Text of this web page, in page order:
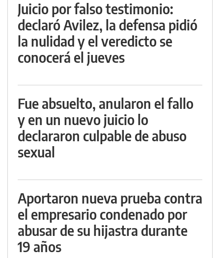
Juicio por falso testimonio:
declaró Avilez, la defensa pidió
la nulidad y el veredicto se
conocerá el jueves
Fue absuelto, anularon el fallo
y en un nuevo juicio lo
declararon culpable de abuso
sexual
Aportaron nueva prueba contra
el empresario condenado por
abusar de su hijastra durante
19 años